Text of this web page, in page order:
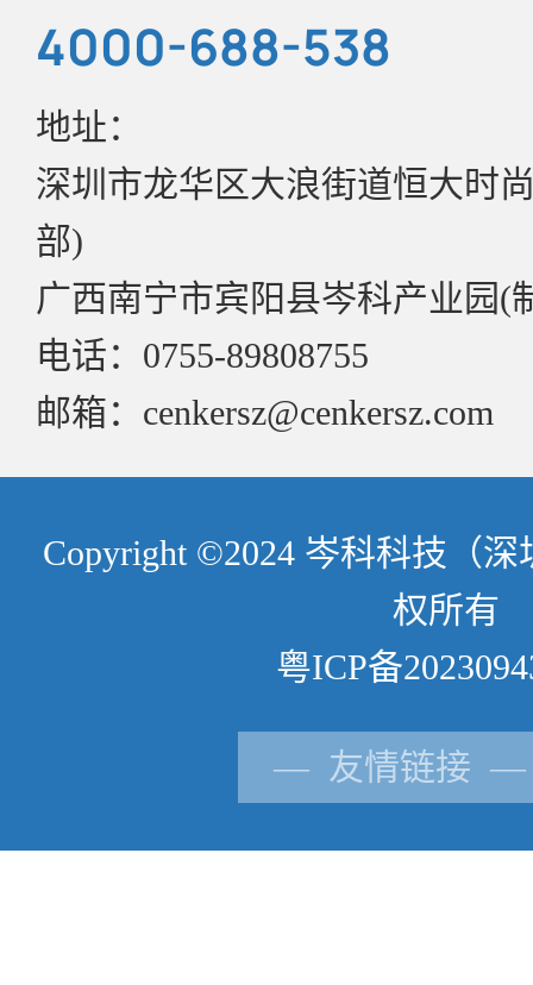
样品申请
目录书
实验室介绍
资质证书
公司资讯
管理政策
4000-688-538
地址：
深圳市龙华区大浪街道恒大时
部)
广西南宁市宾阳县岑科产业园(
电话：0755-89808755
邮箱：cenkersz@cenkersz.com
Copyright ©2024 岑科科技（
权所有
粤ICP备
— 友情链接 —
供应商登记